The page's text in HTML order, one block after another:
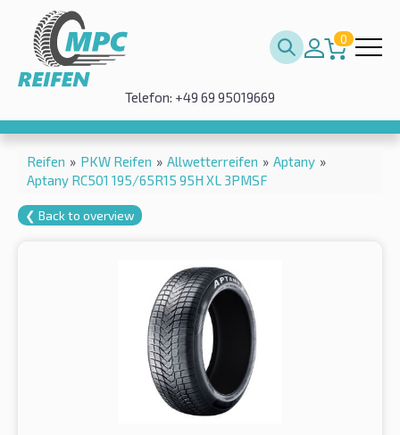
0
Telefon: +49 69 95019669
Reifen » PKW Reifen » Allwetterreifen » Aptany »
Aptany RC501 195/65R15 95H XL 3PMSF
❮ Back to overview